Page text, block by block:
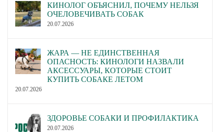
КИНОЛОГ ОБЪЯСНИЛ, ПОЧЕМУ НЕЛЬЗЯ
ОЧЕЛОВЕЧИВАТЬ СОБАК
20.07.2026
ЖАРА — НЕ ЕДИНСТВЕННАЯ
ОПАСНОСТЬ: КИНОЛОГИ НАЗВАЛИ
АКСЕССУАРЫ, КОТОРЫЕ СТОИТ
КУПИТЬ СОБАКЕ ЛЕТОМ
20.07.2026
ЗДОРОВЬЕ СОБАКИ И ПРОФИЛАКТИКА
20.07.2026